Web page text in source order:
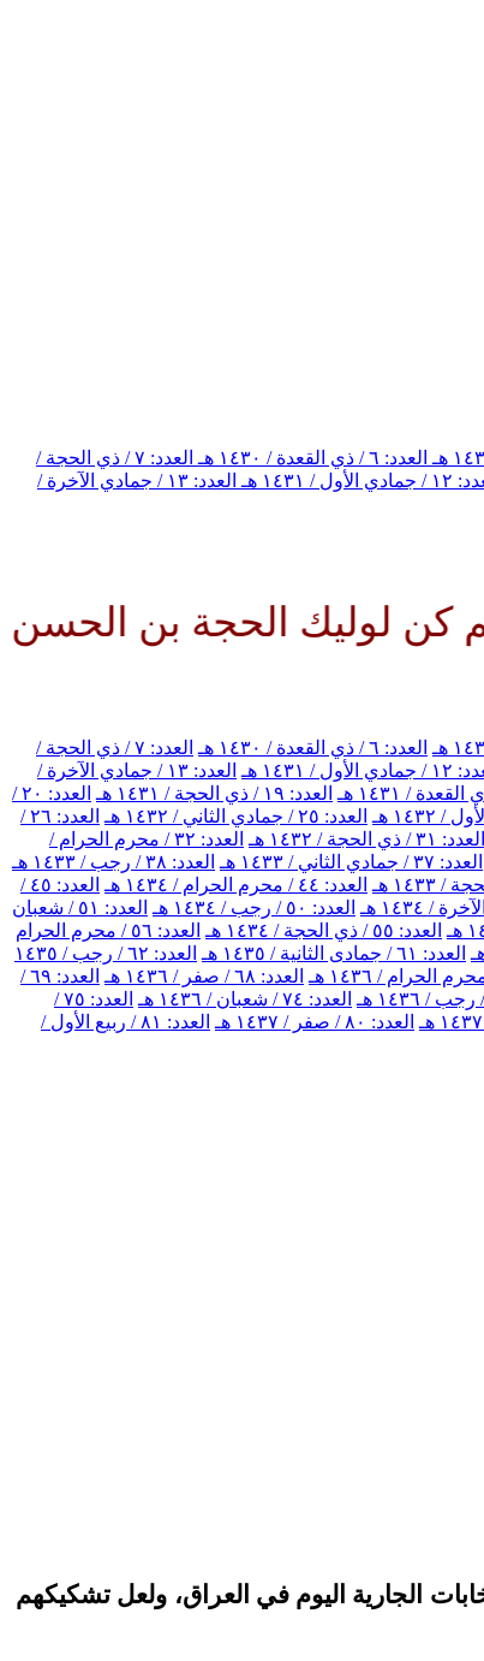
العدد: ٦ / ذي القعدة / ١٤٣٠ هـ
العدد: ٧ / ذي الحجة /
الأول / ١٤٣١ هـ
العدد: ١٣ / جمادي الآخرة /
الحجة بن الحسن
العدد: ٦ / ذي القعدة / ١٤٣٠ هـ
العدد: ٧ / ذي الحجة /
الأول / ١٤٣١ هـ
العدد: ١٣ / جمادي الآخرة /
العدد: ١٩ / ذي الحجة / ١٤٣١ هـ
العدد: ٢٠ /
العدد: ٢٥ / جمادي الثاني / ١٤٣٢ هـ
العدد: ٢٦ /
العدد: ٣١ / ذي الحجة / ١٤٣٢ هـ
العدد: ٣٢ / محرم الحرام /
العدد: ٣٧ / جمادي الثاني / ١٤٣٣ هـ
العدد: ٣٨ / رجب / ١٤٣٣ هـ
العدد: ٤٤ / محرم الحرام / ١٤٣٤ هـ
العدد: ٤٥ /
العدد: ٥٠ / رجب / ١٤٣٤ هـ
العدد: ٥١ / شعبان
العدد: ٥٥ / ذي الحجة / ١٤٣٤ هـ
العدد: ٥٦ / محرم الحرام
العدد: ٦١ / جمادى الثانية / ١٤٣٥ هـ
العدد: ٦٢ / رجب / ١٤٣٥
العدد: ٦٨ / صفر / ١٤٣٦ هـ
العدد: ٦٩ /
العدد: ٧٤ / شعبان / ١٤٣٦ هـ
العدد: ٧٥ /
العدد: ٨٠ / صفر / ١٤٣٧ هـ
العدد: ٨١ / ربيع الأول /
الجارية اليوم في العراق، ولعل تشكيكهم